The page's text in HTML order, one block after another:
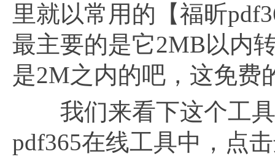
里就以常用的【福昕
最主要的是它2MB以内
是2M之内的吧，这免费
我们来看下这个工具
pdf365在线工具中，点